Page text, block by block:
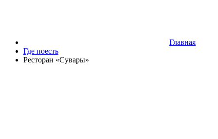
Главная
Где поесть
Ресторан «Сувары»